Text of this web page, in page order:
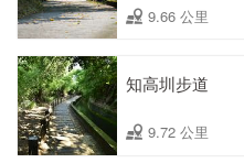
9.66 公里
知高圳步道
9.72 公里